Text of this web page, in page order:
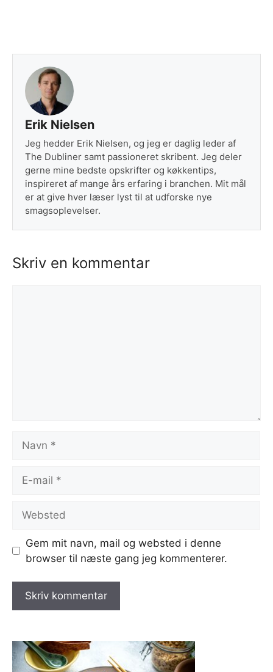
Erik Nielsen
Jeg hedder Erik Nielsen, og jeg er daglig leder af
The Dubliner samt passioneret skribent. Jeg deler
gerne mine bedste opskrifter og køkkentips,
inspireret af mange års erfaring i branchen. Mit mål
er at give hver læser lyst til at udforske nye
smagsoplevelser.
Skriv en kommentar
mail
Gem mit navn, mail og websted i denne
browser til næste gang jeg kommenterer.